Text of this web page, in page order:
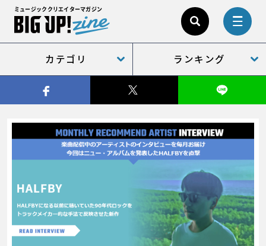
ミュージッククリエイターマガジン
カテゴリ ランキング